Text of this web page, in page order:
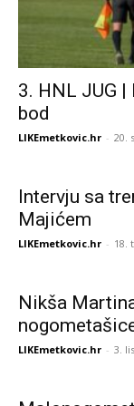
3. HNL JUG
bod
LIKEmetkovic.hr - 20.
Intervju sa
Majićem
LIKEmetkovic.hr - 18.
Nikša
LIKEmetkovic.hr - 3.